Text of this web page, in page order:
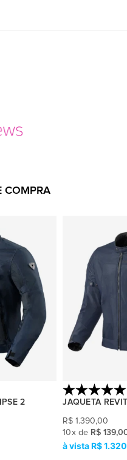
COMPRA
2 JAQUETA
R$ 1.390,00
10x de R$
R$